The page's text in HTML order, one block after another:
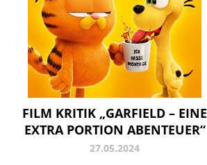
FILM KRITIK „GARFIELD – EINE
EXTRA PORTION ABENTEUER“
27.05.2024